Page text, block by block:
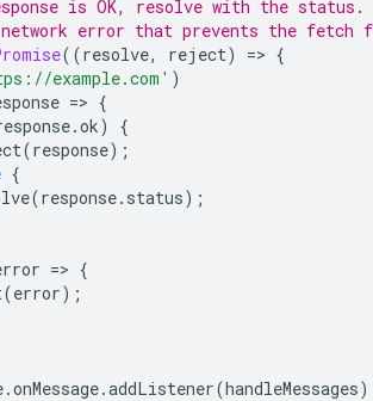
is OK, resolve with the
error that prevents the fetch
((resolve, reject) => {
example.com' )
=> {
.ok)
{
(response);
{
(response. status);
=> {
(error);
.onMessage.addListener(handleMessages